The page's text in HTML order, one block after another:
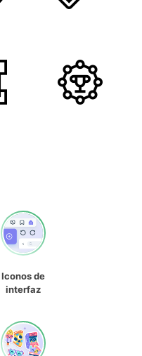
Iconos de
interfaz